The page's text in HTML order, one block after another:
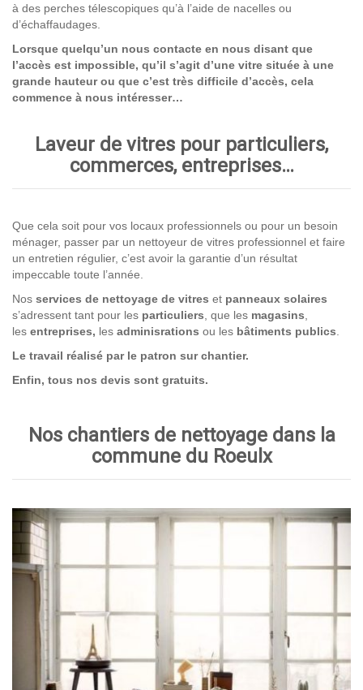
à des perches télescopiques qu’à l’aide de nacelles ou
d’échaffaudages.
Lorsque quelqu’un nous contacte en nous disant que
l’accès est impossible, qu’il s’agit d’une vitre située à une
grande hauteur ou que c’est très difficile d’accès, cela
commence à nous intéresser…
Laveur de vitres pour particuliers,
commerces, entreprises…
Que cela soit pour vos locaux professionnels ou pour un besoin
ménager, passer par un nettoyeur de vitres professionnel et faire
un entretien régulier, c’est avoir la garantie d’un résultat
impeccable toute l’année.
Nos services de nettoyage de vitres et panneaux solaires
s’adressent tant pour les particuliers , que les magasins
les entreprises, les adminisrations ou les bâtiments publics
Le travail réalisé par le patron sur chantier.
Enfin, tous nos devis sont gratuits.
Nos chantiers de nettoyage dans la
commune du Roeulx